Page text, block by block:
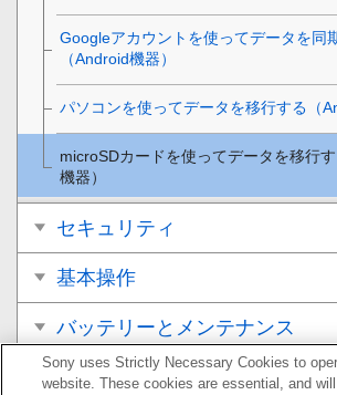
Googleアカウントを使ってデータを同
（Android機器）
パソコンを使ってデータを移行する（
microSDカードを使ってデータを移行
機器）
セキュリティ
基本操作
バッテリーとメンテナンス
ネットワーク
Sony uses Strictly Necessary Cookies to
website. These cookies are essential, and